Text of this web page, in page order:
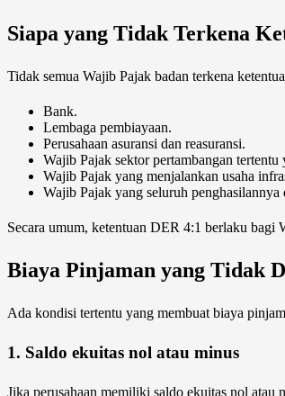
Siapa yang Tidak Terkena
Tidak semua Wajib Pajak badan terkena
Bank.
Lembaga pembiayaan.
Perusahaan asuransi dan reasuransi.
Wajib Pajak sektor pertambangan
Wajib Pajak yang menjalankan usaha
Wajib Pajak yang seluruh penghasilannya
Secara umum, ketentuan DER 4:1 berlaku bagi
Biaya Pinjaman yang Tidak
Ada kondisi tertentu yang membuat biaya
1. Saldo ekuitas nol atau minus
Jika perusahaan memiliki saldo ekuitas nol